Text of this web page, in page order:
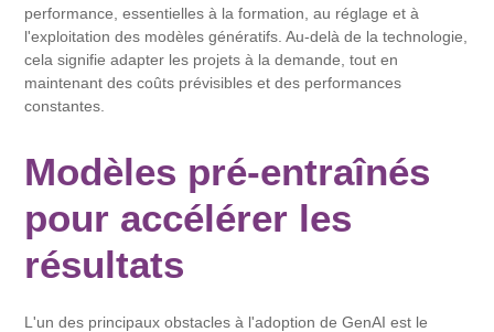
performance, essentielles à la formation, au réglage et à
l'exploitation des modèles génératifs. Au-delà de la technologie,
cela signifie adapter les projets à la demande, tout en
maintenant des coûts prévisibles et des performances
constantes.
Modèles pré-entraînés
pour accélérer les
résultats
L'un des principaux obstacles à l'adoption de GenAI est le